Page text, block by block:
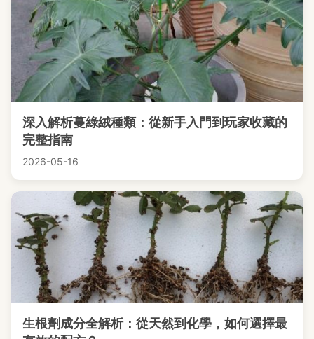
深入解析蔓綠絨種類：從新手入門到玩家收藏的
完整指南
2026-05-16
生根劑成分全解析：從天然到化學，如何選擇最